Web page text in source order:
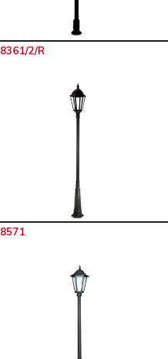
8361/2/R
8571